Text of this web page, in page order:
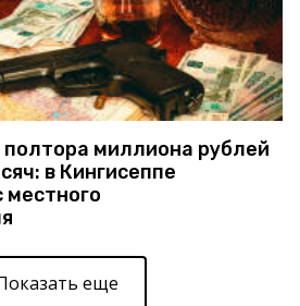
полтора миллиона рублей
в Кингисеппе
местного
еще